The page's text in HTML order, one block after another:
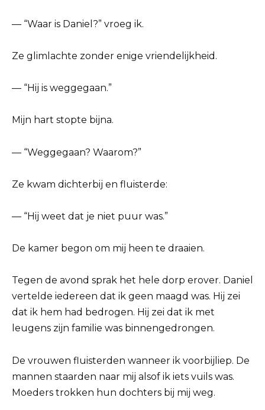
— “Waar is Daniel?” vroeg ik.
Ze glimlachte zonder enige vriendelijkheid.
— “Hij is weggegaan.”
Mijn hart stopte bijna.
— “Weggegaan? Waarom?”
Ze kwam dichterbij en fluisterde:
— “Hij weet dat je niet puur was.”
De kamer begon om mij heen te draaien.
Tegen de avond sprak het hele dorp erover. Daniel
vertelde iedereen dat ik geen maagd was. Hij zei
dat ik hem had bedrogen. Hij zei dat ik met
leugens zijn familie was binnengedrongen.
De vrouwen fluisterden wanneer ik voorbijliep. De
mannen staarden naar mij alsof ik iets vuils was.
Moeders trokken hun dochters bij mij weg.